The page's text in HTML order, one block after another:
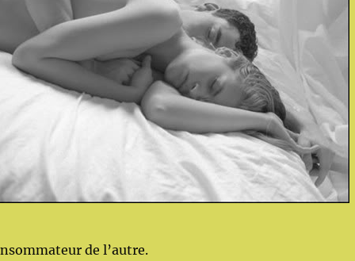
de l’autre.